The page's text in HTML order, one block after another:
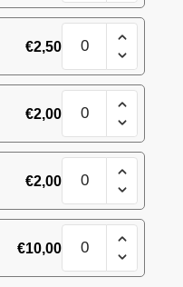
€2,50 kimp
kogus
€2,00 kimp
kogus
€2,00 kimp
kogus
€10,00 kimp
kogus